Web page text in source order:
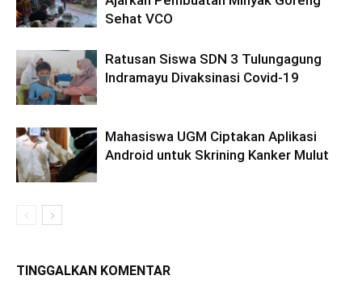
Sehat VCO
Ratusan Siswa SDN 3 Tulungagung
Indramayu Divaksinasi Covid-19
Mahasiswa UGM Ciptakan Aplikasi
Android untuk Skrining Kanker Mulut
TINGGALKAN KOMENTAR